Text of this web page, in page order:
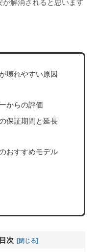
解消されると思います
壊れやすい原因
からの評価
保証期間と延長
おすすめモデル
次